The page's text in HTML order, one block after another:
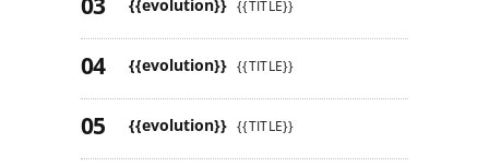
{{evolution}} {{TITLE}}
{{evolution}} {{TITLE}}
{{evolution}} {{TITLE}}